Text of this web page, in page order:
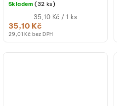
29,01 Kč bez DPH
35,10 Kč
Měrná
cena:
35,10 Kč / 1 ks
Skladem (32 ks)
znovupoužitelná při běžném
použití, balení 1 ks.